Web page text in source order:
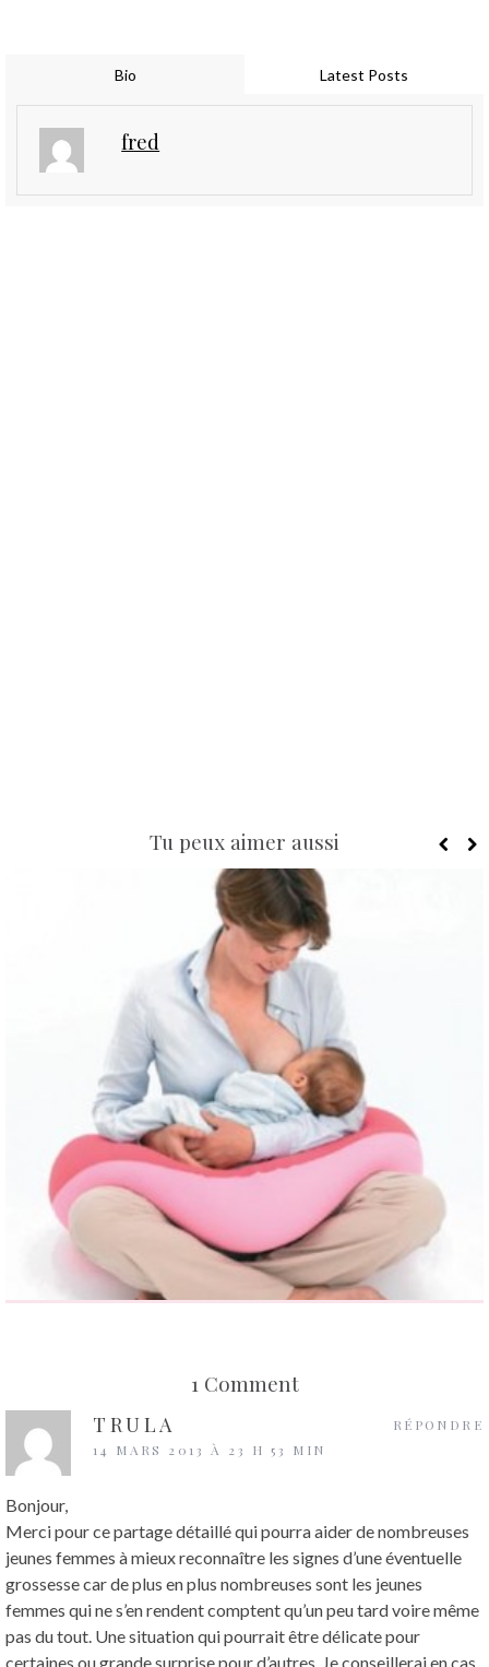
Bio Latest Posts
fred
Tu peux aimer aussi
APRÈS L’ACCOUCHEMENT
1 Comment
TRULA
14 MARS 2013 À 23 H 53 MIN
Bonjour,
Merci pour ce partage détaillé qui pourra aider de nombreuses
jeunes femmes à mieux reconnaître les signes d’une éventuelle
grossesse car de plus en plus nombreuses sont les jeunes
femmes qui ne s’en rendent comptent qu’un peu tard voire même
pas du tout. Une situation qui pourrait être délicate pour
certaines ou grande surprise pour d’autres. Je conseillerai en cas
RÉPONDRE